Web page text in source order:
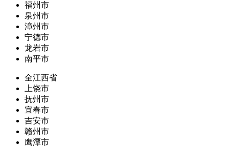
福州市
泉州市
漳州市
宁德市
龙岩市
南平市
全江西省
上饶市
抚州市
宜春市
吉安市
赣州市
鹰潭市